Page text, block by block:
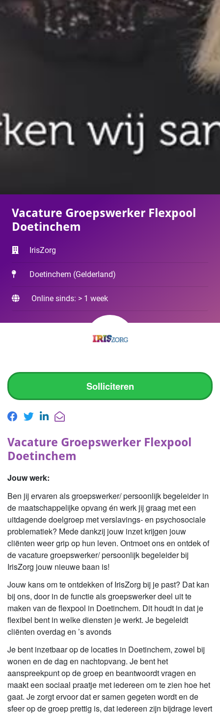
Vacature Groepswerker Flexpool
Doetinchem
IrisZorg
Doetinchem (Gelderland)
Online sinds: > 1 week
Solliciteren
Vacature Groepswerker Flexpool
Doetinchem
Jouw werk:
Ben jij ervaren als groepswerker/ persoonlijk begeleider in
de maatschappelijke opvang én werk jij graag met een
uitdagende doelgroep met verslavings- en psychosociale
problematiek? Mede dankzij jouw inzet krijgen jouw
cliënten weer grip op hun leven. Ontmoet ons en ontdek of
de vacature groepswerker/ persoonlijk begeleider bij
IrisZorg jouw nieuwe baan is!
Jouw kans om te ontdekken of IrisZorg bij je past? Dat kan
bij ons, door in de functie als groepswerker deel uit te
maken van de flexpool in Doetinchem. Dit houdt in dat je
flexibel bent in welke diensten je werkt. Je begeleidt
cliënten overdag en ’s avonds
Je bent inzetbaar op de locaties in Doetinchem, zowel bij
wonen en de dag en nachtopvang. Je bent het
aanspreekpunt op de groep en beantwoordt vragen en
maakt een sociaal praatje met iedereen om te zien hoe het
gaat. Je zorgt ervoor dat er samen gegeten wordt en de
sfeer op de groep prettig is, dat iedereen zijn bijdrage levert